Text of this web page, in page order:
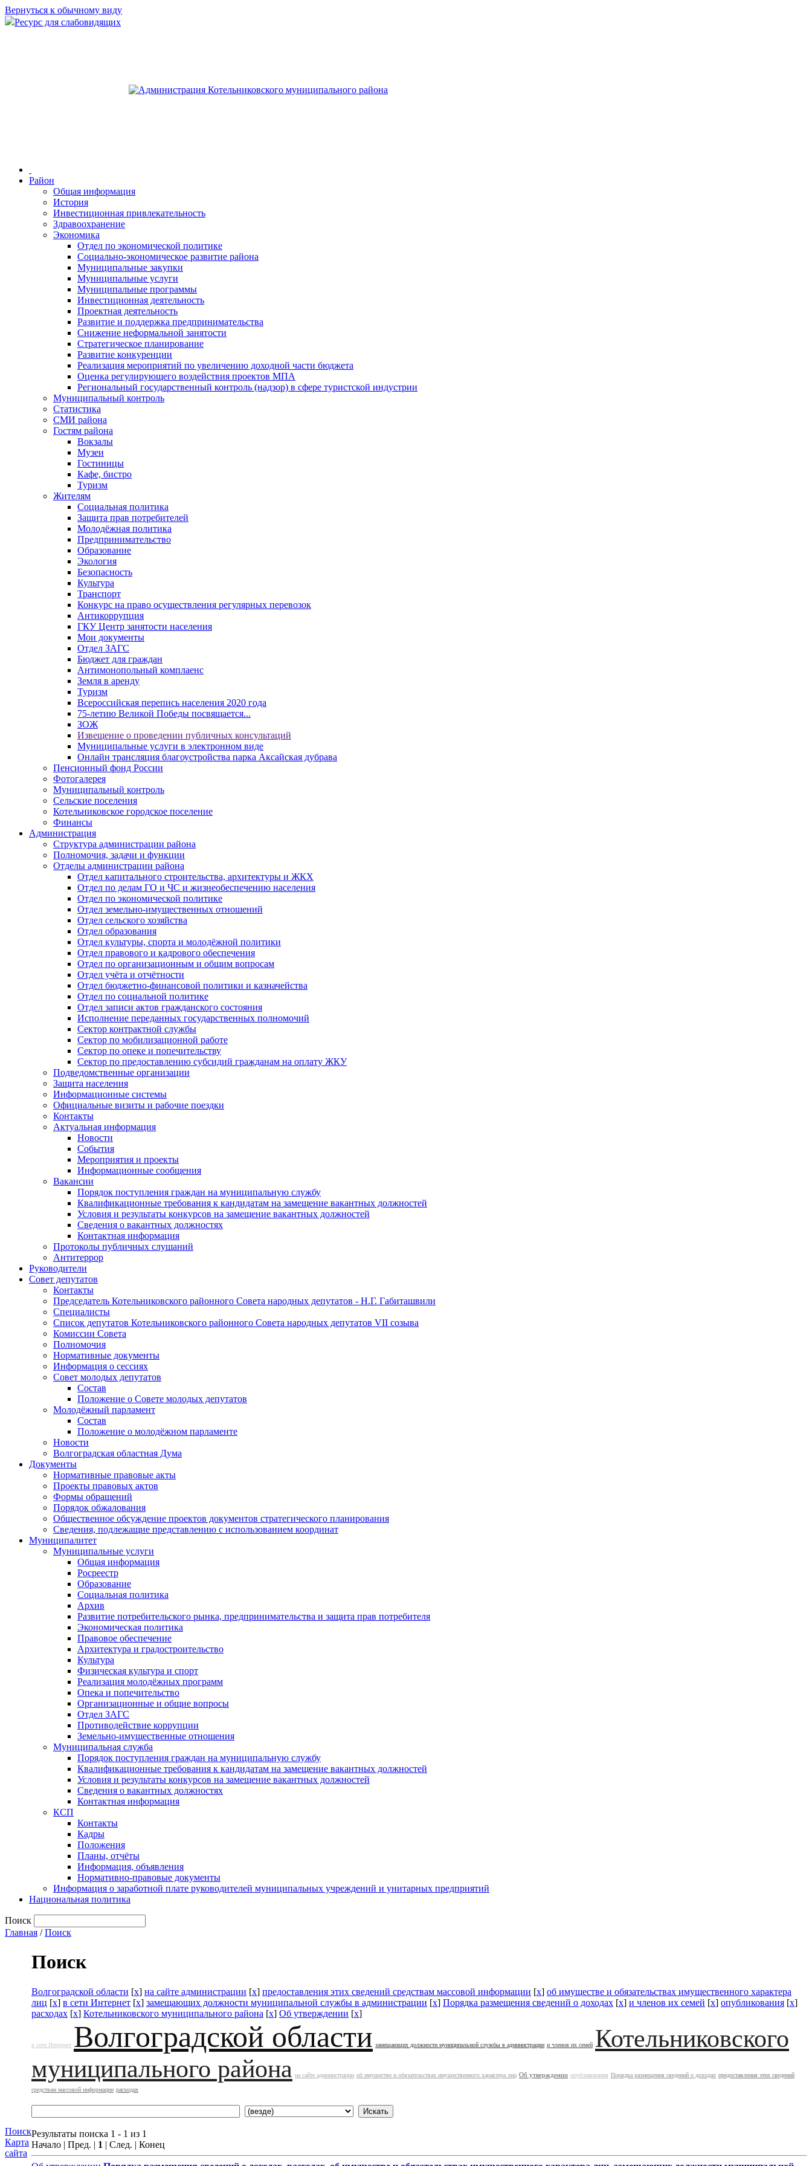
Вернуться к обычному виду
Ресурс для слабовидящих
Район
Общая информация
История
Инвестиционная привлекательность
Здравоохранение
Экономика
Отдел по экономической политике
Социально-экономическое развитие района
Муниципальные закупки
Муниципальные услуги
Муниципальные программы
Инвестиционная деятельность
Проектная деятельность
Развитие и поддержка предпринимательства
Снижение неформальной занятости
Стратегическое планирование
Развитие конкуренции
Реализация мероприятий по увеличению доходной части бюджета
Оценка регулирующего воздействия проектов МПА
Региональный государственный контроль (надзор) в сфере туристской индустрии
Муниципальный контроль
Статистика
СМИ района
Гостям района
Вокзалы
Музеи
Гостиницы
Кафе, бистро
Туризм
Жителям
Социальная политика
Защита прав потребителей
Молодёжная политика
Предпринимательство
Образование
Экология
Безопасность
Культура
Транспорт
Конкурс на право осуществления регулярных перевозок
Антикоррупция
ГКУ Центр занятости населения
Мои документы
Отдел ЗАГС
Бюджет для граждан
Антимонопольный комплаенс
Земля в аренду
Туризм
Всероссийская перепись населения 2020 года
75-летию Великой Победы посвящается...
ЗОЖ
Извещение о проведении публичных консультаций
Муниципальные услуги в электронном виде
Онлайн трансляция благоустройства парка Аксайская дубрава
Пенсионный фонд России
Фотогалерея
Муниципальный контроль
Сельские поселения
Котельниковское городское поселение
Финансы
Администрация
Структура администрации района
Полномочия, задачи и функции
Отделы администрации района
Отдел капитального строительства, архитектуры и ЖКХ
Отдел по делам ГО и ЧС и жизнеобеспечению населения
Отдел по экономической политике
Отдел земельно-имущественных отношений
Отдел сельского хозяйства
Отдел образования
Отдел культуры, спорта и молодёжной политики
Отдел правового и кадрового обеспечения
Отдел по организационным и общим вопросам
Отдел учёта и отчётности
Отдел бюджетно-финансовой политики и казначейства
Отдел по социальной политике
Отдел записи актов гражданского состояния
Исполнение переданных государственных полномочий
Сектор контрактной службы
Сектор по мобилизационной работе
Сектор по опеке и попечительству
Сектор по предоставлению субсидий гражданам на оплату ЖКУ
Подведомственные организации
Защита населения
Информационные системы
Официальные визиты и рабочие поездки
Контакты
Актуальная информация
Новости
События
Мероприятия и проекты
Информационные сообщения
Вакансии
Порядок поступления граждан на муниципальную службу
Квалификационные требования к кандидатам на замещение вакантных должностей
Условия и результаты конкурсов на замещение вакантных должностей
Сведения о вакантных должностях
Контактная информация
Протоколы публичных слушаний
Антитеррор
Руководители
Совет депутатов
Контакты
Председатель Котельниковского районного Совета народных депутатов - Н.Г. Габиташвили
Специалисты
Список депутатов Котельниковского районного Совета народных депутатов VII созыва
Комиссии Совета
Полномочия
Нормативные документы
Информация о сессиях
Совет молодых депутатов
Состав
Положение о Совете молодых депутатов
Молодёжный парламент
Состав
Положение о молодёжном парламенте
Новости
Волгоградская областная Дума
Документы
Нормативные правовые акты
Проекты правовых актов
Формы обращений
Порядок обжалования
Общественное обсуждение проектов документов стратегического планирования
Сведения, подлежащие представлению с использованием координат
Муниципалитет
Муниципальные услуги
Общая информация
Росреестр
Образование
Социальная политика
Архив
Развитие потребительского рынка, предпринимательства и защита прав потребителя
Экономическая политика
Правовое обеспечение
Архитектура и градостроительство
Культура
Физическая культура и спорт
Реализация молодёжных программ
Опека и попечительство
Организационные и общие вопросы
Отдел ЗАГС
Противодействие коррупции
Земельно-имущественные отношения
Муниципальная служба
Порядок поступления граждан на муниципальную службу
Квалификационные требования к кандидатам на замещение вакантных должностей
Условия и результаты конкурсов на замещение вакантных должностей
Сведения о вакантных должностях
Контактная информация
КСП
Контакты
Кадры
Положения
Планы, отчёты
Информация, объявления
Нормативно-правовые документы
Информация о заработной плате руководителей муниципальных учреждений и унитарных предприятий
Национальная политика
Поиск
Главная /Поиск
Поиск
Карта
сайта
Поиск
Волгоградской области [x] на сайте администрации [x] предоставления этих сведений средствам массовой информации [x] об имуществе и обязательствах имущественного характера
лиц [x] в сети Интернет [x] замещающих должности муниципальной службы в администрации [x] Порядка размещения сведений о доходах [x] и членов их семей [x] опубликования [x]
расходах [x] Котельниковского муниципального района [x] Об утверждении [x]
в сети Интернет Волгоградской области замещающих должности муниципальной службы в администрации и членов их семей Котельниковского
муниципального района на сайте администрации об имуществе и обязательствах имущественного характера лиц Об утверждении опубликования Порядка размещения сведений о доходах предоставления этих сведений
средствам массовой информации расходах
Результаты поиска 1 - 1 из 1
Начало | Пред. | 1 | След. | Конец